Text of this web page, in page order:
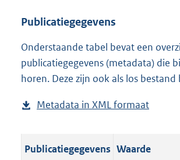
n
w
l
o
a
p
b
s
a
n
d
g
o
Publicatiegegevens
Onderstaande tabel bevat een
publicatiegegevens (metadata) die
horen. Deze zijn ook als los bestand
Metadata in XML formaat
t
Publicatiegegevens Waarde